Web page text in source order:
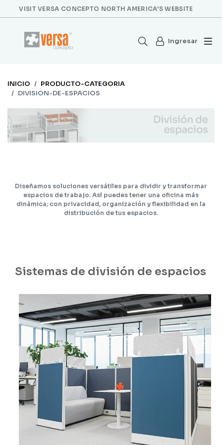
VISIT VERSA CONCEPTO NORTH AMERICA'S WEBSITE
Ingresar
INICIO
PRODUCTO-CATEGORIA
DIVISION-DE-ESPACIOS
Diseñamos soluciones versátiles para dividir y transformar
espacios de trabajo. Así puedes tener una oficina más
dinámica; con privacidad, organización y flexibilidad en la
distribución de tus espacios.
Sistemas de división de espacios